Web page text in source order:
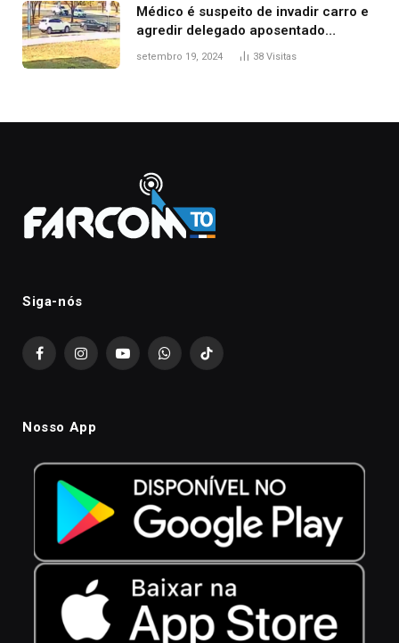
Médico é suspeito de invadir carro e
agredir delegado aposentado
durante confusão no trânsito
setembro 19, 2024 38 Visitas
Siga-nós
FacebookInstagramYouTubeWhatsAppTikTok
Nosso App